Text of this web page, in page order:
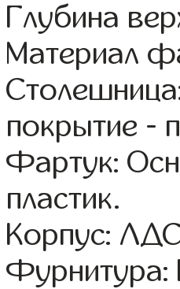
Глубина
Материал
покрытие -
Фартук:
пластик.
Корпус:
Фурнитура: